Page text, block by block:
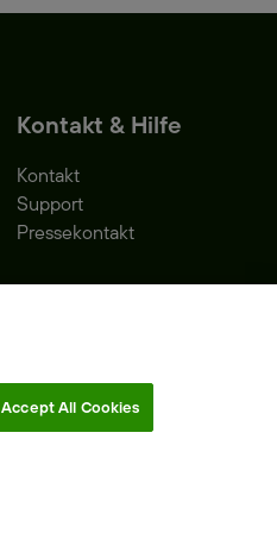
Kontakt & Hilfe
Kontakt
Support
Pressekontakt
Accept All Cookies